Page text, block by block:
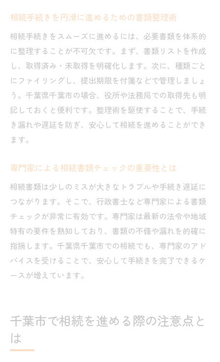
相続放棄の郵送手続きガイド千葉版
相続放棄書類を郵送で提出する流れと注意
千葉家庭裁判所への郵送先情報と手続き方
法
郵送提出時の書類不備を防ぐチェックリス
郵送後の相続放棄手続きの進捗確認方法
専門家サポートを活用した郵送手続きのコ
ツ
登記相談を活用した相続手続きの進め方
千葉地方法務局の登記相談を活用するメリ
ット
登記相談で明確になる相続手続きの流れ
登記申請時に受けられるサポート内容とは
相続手続きを円滑に進めるための書類整理術
相続手続きをスムーズに進めるには、必要書類を体系的
に整理することが不可欠です。まず、書類リストを作成
し、取得済み・未取得を明確化します。次に、種類ごと
にファイリングし、提出期限を付箋などで管理しましょ
う。千葉県千葉市の場合、役所や法務局での取得先も明
記しておくと便利です。整理術を駆使することで、手続
き漏れや遅延を防ぎ、安心して相続を進めることができ
ます。
専門家による相続書類チェックの重要性とは
相続書類は少しのミスが大きなトラブルや手続き遅延に
つながります。そこで、行政書士など専門家による書類
チェックが非常に有効です。専門家は最新の法令や地域
特有の要件を熟知しており、書類の不備や漏れを的確に
指摘します。千葉県千葉市での相続でも、専門家のアド
バイスを受けることで、安心して手続きを完了できるケ
ースが増えています。
千葉市で相続を進める際の注意点と
は